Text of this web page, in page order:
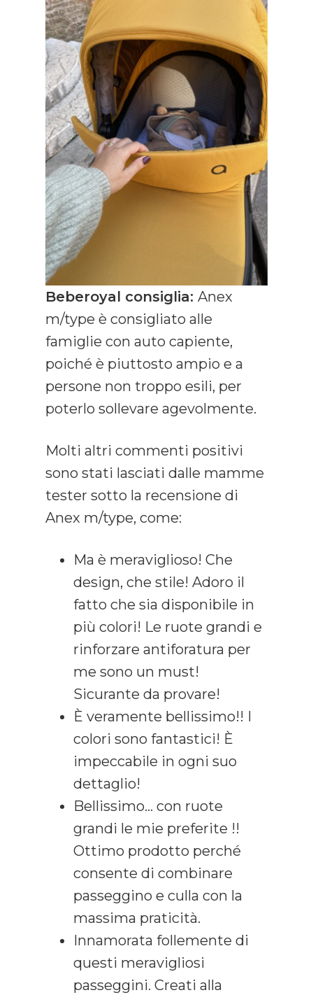
Beberoyal consiglia: Anex
m/type è consigliato alle
famiglie con auto capiente,
poiché è piuttosto ampio e a
persone non troppo esili, per
poterlo sollevare agevolmente.
Molti altri commenti positivi
sono stati lasciati dalle mamme
tester sotto la recensione di
Anex m/type, come:
Ma è meraviglioso! Che
design, che stile! Adoro il
fatto che sia disponibile in
più colori! Le ruote grandi e
rinforzare antiforatura per
me sono un must!
Sicurante da provare!
È veramente bellissimo!! I
colori sono fantastici! È
impeccabile in ogni suo
dettaglio!
Bellissimo… con ruote
grandi le mie preferite !!
Ottimo prodotto perché
consente di combinare
passeggino e culla con la
massima praticità.
Innamorata follemente di
questi meravigliosi
passeggini. Creati alla